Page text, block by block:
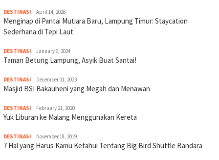
DESTINASI April 14, 2026
Menginap di Pantai Mutiara Baru, Lampung Timur: Staycation
Sederhana di Tepi Laut
DESTINASI January 6, 2024
Taman Betung Lampung, Asyik Buat Santai!
DESTINASI December 31, 2023
Masjid BSI Bakauheni yang Megah dan Menawan
DESTINASI February 21, 2020
Yuk Liburan ke Malang Menggunakan Kereta
DESTINASI November 18, 2019
7 Hal yang Harus Kamu Ketahui Tentang Big Bird Shuttle Bandara